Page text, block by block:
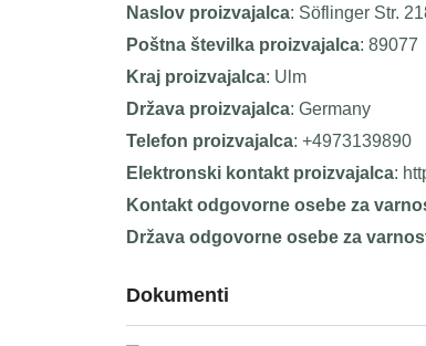
Naslov proizvajalca: Söflinger Str.
Poštna številka proizvajalca: 89077
Kraj proizvajalca: Ulm
Država proizvajalca: Germany
Telefon proizvajalca: +4973139890
Elektronski kontakt proizvajalca:
Kontakt odgovorne osebe za
Država odgovorne osebe za
Dokumenti